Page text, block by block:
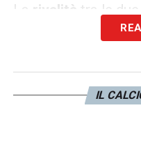
La rivalità tra le
fortissima e anche
LA PLAYLISTIL